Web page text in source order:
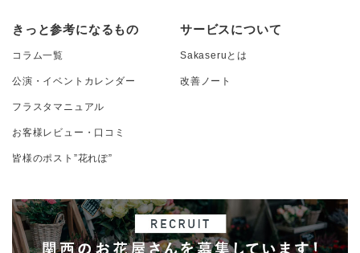
きっと参考になるもの
コラム一覧
公演・イベントカレンダー
フラスタマニュアル
お客様レビュー・口コミ
皆様のポスト”花れぽ”
サービスについて
Sakaseruとは
改善ノート